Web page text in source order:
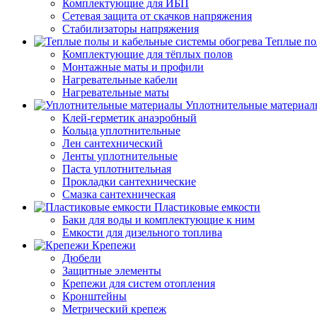
Комплектующие для ИБП
Сетевая защита от скачков напряжения
Стабилизаторы напряжения
Теплые
Комплектующие для тёплых полов
Монтажные маты и профили
Нагревательные кабели
Нагревательные маты
Уплотнительные
Клей-герметик анаэробный
Кольца уплотнительные
Лен сантехнический
Ленты уплотнительные
Паста уплотнительная
Прокладки сантехнические
Смазка сантехническая
Пластиковые емкости
Баки для воды и комплектующие к ним
Емкости для дизельного топлива
Крепежи
Дюбели
Защитные элементы
Крепежи для систем отопления
Кронштейны
Метрический крепеж